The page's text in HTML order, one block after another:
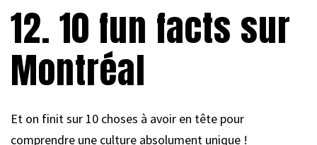
12. 10 fun facts sur
Montréal
Et on finit sur 10 choses à avoir en tête pour
comprendre une culture absolument unique !